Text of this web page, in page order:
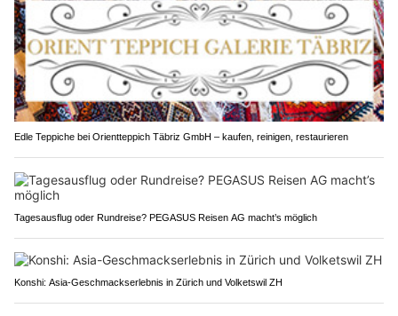
Edle Teppiche bei Orientteppich Täbriz GmbH – kaufen, reinigen, restaurieren
Tagesausflug oder Rundreise? PEGASUS Reisen AG macht’s möglich
Konshi: Asia-Geschmackserlebnis in Zürich und Volketswil ZH